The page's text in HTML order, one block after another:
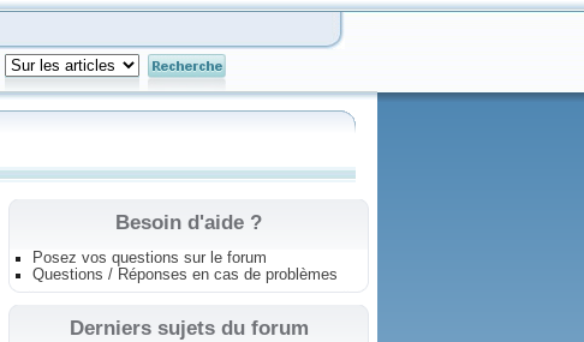
Besoin d'aide ?
Posez vos questions sur le forum
Questions / Réponses en cas de problèmes
Derniers sujets du forum